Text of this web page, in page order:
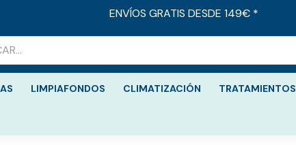
ENVÍOS GRATIS DESDE 149€ *
LIMPIAFONDOS CLIMATIZACIÓN TRATAMIENTOS